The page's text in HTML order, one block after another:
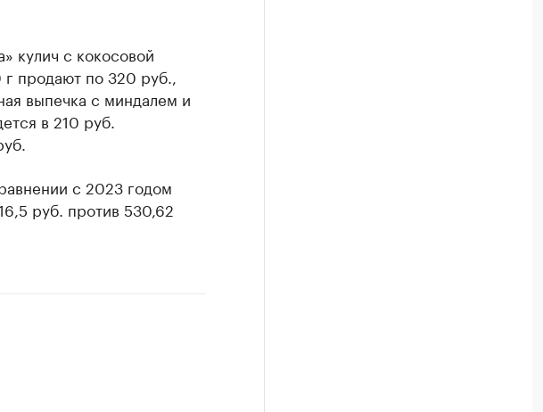
кулич с кокосовой
продают по 320 руб.,
выпечка с миндалем и
в 210 руб.
с 2023 годом
руб. против 530,62